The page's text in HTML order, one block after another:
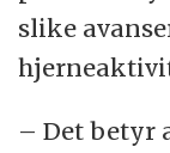
slike
– Det betyr